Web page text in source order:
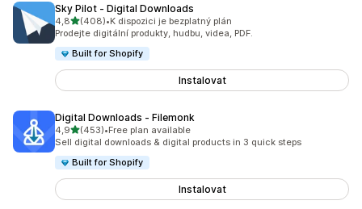
Sky Pilot ‑ Digital Downloads
4,8z 5 hvězd
(408)
Celkový počet recenzí: 408
•K dispozici je bezplatný plán
Prodejte digitální produkty, hudbu, videa, PDF.
Built for Shopify
Instalovat
Digital Downloads ‑ Filemonk
4,9z 5 hvězd
(453)
Celkový počet recenzí: 453
•Free plan available
Sell digital downloads & digital products in 3 quick steps
Built for Shopify
Instalovat